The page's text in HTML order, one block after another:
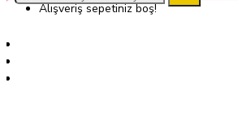
Alışveriş sepetiniz boş!